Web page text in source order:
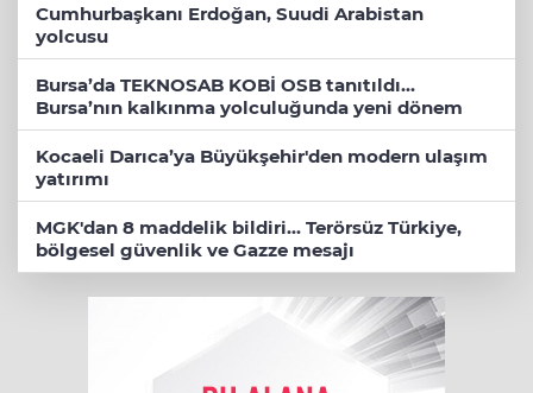
Cumhurbaşkanı Erdoğan, Suudi Arabistan
yolcusu
Bursa’da TEKNOSAB KOBİ OSB tanıtıldı...
Bursa’nın kalkınma yolculuğunda yeni dönem
Kocaeli Darıca’ya Büyükşehir'den modern ulaşım
yatırımı
MGK'dan 8 maddelik bildiri... Terörsüz Türkiye,
bölgesel güvenlik ve Gazze mesajı